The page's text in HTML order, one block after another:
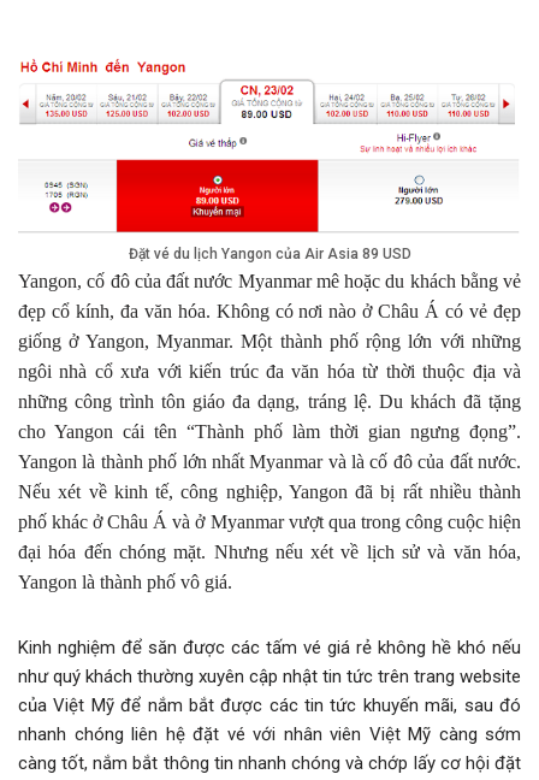
Đặt vé du lịch Yangon của Air Asia 89 USD
Yangon, cố đô của đất nước Myanmar mê hoặc du khách bằng vẻ
đẹp cổ kính, đa văn hóa. Không có nơi nào ở Châu Á có vẻ đẹp
giống ở Yangon, Myanmar. Một thành phố rộng lớn với những
ngôi nhà cổ xưa với kiến trúc đa văn hóa từ thời thuộc địa và
những công trình tôn giáo đa dạng, tráng lệ. Du khách đã tặng
cho Yangon cái tên “Thành phố làm thời gian ngưng đọng”.
Yangon là thành phố lớn nhất Myanmar và là cố đô của đất nước.
Nếu xét về kinh tế, công nghiệp, Yangon đã bị rất nhiều thành
phố khác ở Châu Á và ở Myanmar vượt qua trong công cuộc hiện
đại hóa đến chóng mặt. Nhưng nếu xét về lịch sử và văn hóa,
Yangon là thành phố vô giá.
Kinh nghiệm để săn được các tấm vé giá rẻ không hề khó nếu
như quý khách thường xuyên cập nhật tin tức trên trang website
của Việt Mỹ để nắm bắt được các tin tức khuyến mãi, sau đó
nhanh chóng liên hệ đặt vé với nhân viên Việt Mỹ càng sớm
càng tốt, nắm bắt thông tin nhanh chóng và chớp lấy cơ hội đặt